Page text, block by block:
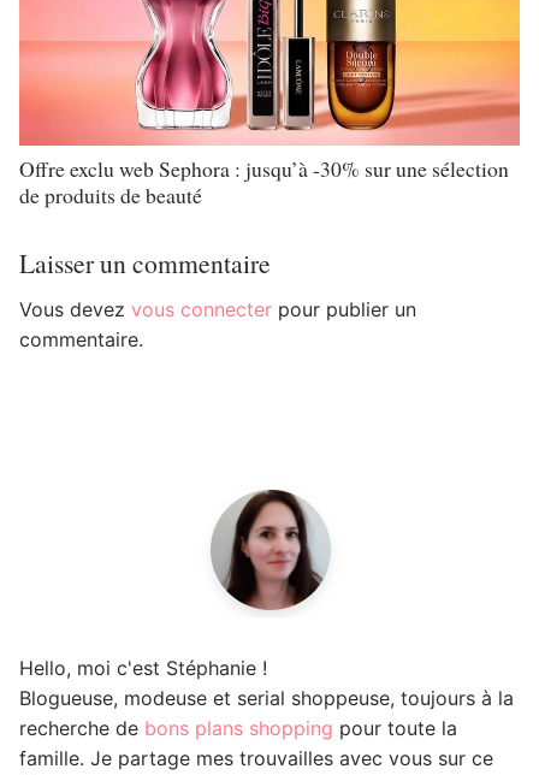
Offre exclu web Sephora : jusqu’à -30% sur une sélection
de produits de beauté
Laisser un commentaire
Vous devez vous connecter pour publier un
commentaire.
Hello, moi c'est Stéphanie !
Blogueuse, modeuse et serial shoppeuse, toujours à la
recherche de bons plans shopping pour toute la
famille. Je partage mes trouvailles avec vous sur ce